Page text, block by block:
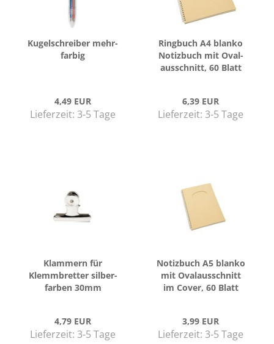
Ku­gel­schrei­ber mehr­
far­big
4,49 EUR
Lieferzeit: 3-5 Tage
Ring­buch A4 blan­ko
No­tiz­buch mit Oval­
aus­schnitt, 60 Blatt
6,39 EUR
Lieferzeit: 3-5 Tage
Klam­mern für
Klemm­bret­ter sil­ber­
far­ben 30mm
4,79 EUR
Lieferzeit: 3-5 Tage
No­tiz­buch A5 blan­ko
mit Oval­aus­schnitt
im Cover, 60 Blatt
3,99 EUR
Lieferzeit: 3-5 Tage